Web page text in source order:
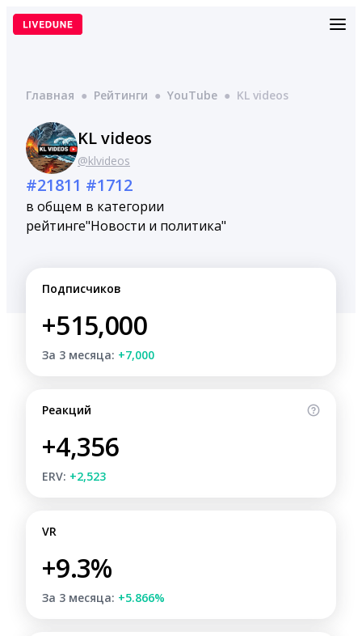
Перейти
Главная ● Рейтинги ● YouTube ● KL videos
KL videos
@klvideos
#21811
в общем
рейтинге
#1712
в категории
"Новости и политика"
Подписчиков
+515,000
За 3 месяца: +7,000
Реакций
+4,356
ERV: +2,523
VR
+9.3%
За 3 месяца: +5.866%